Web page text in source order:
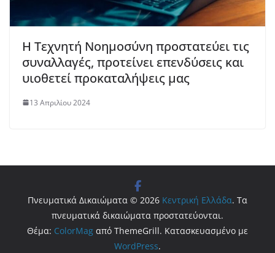
Η Τεχνητή Νοημοσύνη προστατεύει τις
συναλλαγές, προτείνει επενδύσεις και
υιοθετεί προκαταλήψεις μας
13 Απριλίου 2024
Πνευματικά Δικαιώματα © 2026 Κεντρική Ελλάδα. Τα
πνευματικά δικαιώματα προστατεύονται.
Θέμα: ColorMag από ThemeGrill. Κατασκευασμένο με
WordPress.